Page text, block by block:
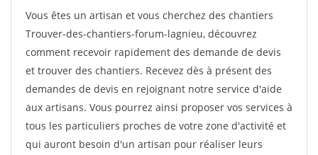
Vous êtes un artisan et vous cherchez des chantiers
Trouver-des-chantiers-forum-lagnieu, découvrez
comment recevoir rapidement des demande de devis
et trouver des chantiers. Recevez dès à présent des
demandes de devis en rejoignant notre service d'aide
aux artisans. Vous pourrez ainsi proposer vos services à
tous les particuliers proches de votre zone d'activité et
qui auront besoin d'un artisan pour réaliser leurs